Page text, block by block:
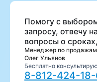
Помогу с
запросу, отвечу
вопросы о
Менеджер по продажам
Олег Ульянов
Бесплатно
8-812-424-